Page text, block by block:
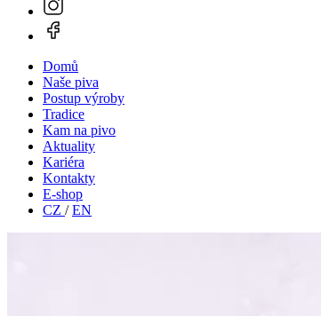
Domů
Naše piva
Postup výroby
Tradice
Kam na pivo
Aktuality
Kariéra
Kontakty
E-shop
CZ /EN